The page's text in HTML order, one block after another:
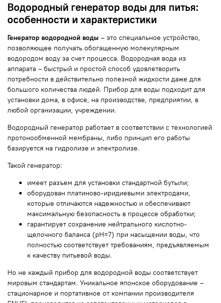
Водородный генератор воды для питья:
особенности и характеристики
Генератор водородной воды – это специальное устройство,
позволяющее получать обогащенную молекулярным
водородом воду за счет процесса. Водородная вода из
аппарата – быстрый и простой способ удовлетворить
потребности в действительно полезной жидкости даже для
большого количества людей. Прибор для воды подходит для
установки дома, в офисе, на производстве, предприятии, в
любой организации, учреждении.
Водородный генератор работает в соответствии с технологией
протонообменной мембраны, либо принцип его работы
базируется на гидролизе и электролизе.
Такой генератор:
имеет разъем для установки стандартной бутыли;
оборудован платиново-иридиевыми электродами,
которые отличаются надежностью и обеспечивают
максимальную безопасность в процессе обработки;
гарантирует сохранение нейтрального кислотно-
щелочного баланса (pH=7) при насыщении воды, что
полностью соответствует требованиям, предъявляемым
к качеству питьевой воды.
Но не каждый прибор для водородной воды соответствует
мировым стандартам. Уникальное японское оборудование –
стационарное и портативное от компании производителя